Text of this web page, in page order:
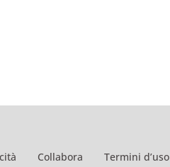
Collabora Termini d’uso